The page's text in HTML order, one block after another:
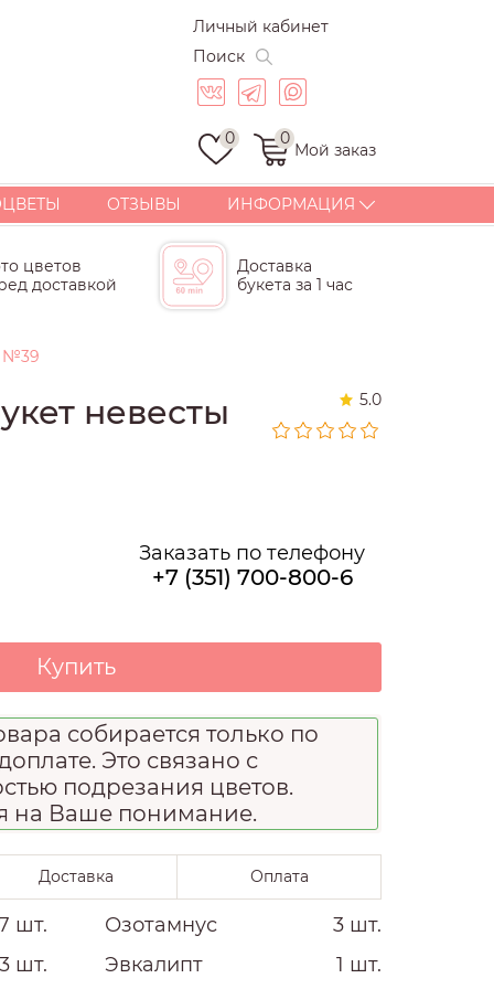
Личный кабинет
Поиск
0 0
Мой заказ
ОТЗЫВЫ
ИНФОРМАЦИЯ
ОПЛАТА
СТАТЬИ
ПОЧЕМУ МЫ?
цветов
доставкой
Доставка
букета за 1 час
№39
невесты
5.0
Заказать по телефону
+7 (351) 700-800-6
Купить
собирается только по
Это связано с
подрезания цветов.
на Ваше понимание.
Доставка Оплата
шт.
3 шт.
Озотамнус
3 шт.
Эвкалипт
1 шт.